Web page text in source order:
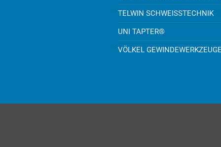
TELWIN SCHWEISSTECHNIK
UNI TAPTER®
VÖLKEL GEWINDEWERKZEUGE